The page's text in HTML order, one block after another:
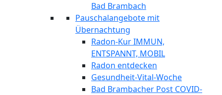
Bad Brambach
Pauschalangebote mit
Übernachtung
Radon-Kur IMMUN,
ENTSPANNT, MOBIL
Radon entdecken
Gesundheit-Vital-Woche
Bad Brambacher Post COVID-